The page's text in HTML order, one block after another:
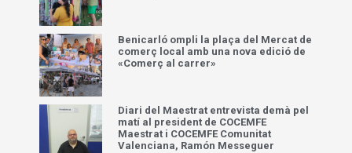
Benicarló ompli la plaça del Mercat de
comerç local amb una nova edició de
«Comerç al carrer»
Diari del Maestrat entrevista demà pel
matí al president de COCEMFE
Maestrat i COCEMFE Comunitat
Valenciana, Ramón Messeguer